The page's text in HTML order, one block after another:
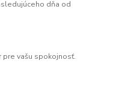
dňa od
pre vašu spokojnosť.